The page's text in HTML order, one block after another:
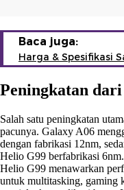
Baca juga:
Harga & Spesifikasi
Peningkatan
Salah satu peningkatan
pacunya. Galaxy A06
dengan fabrikasi 12nm,
Helio G99 berfabrikasi
Helio G99 menawarkan
untuk multitasking, gaming